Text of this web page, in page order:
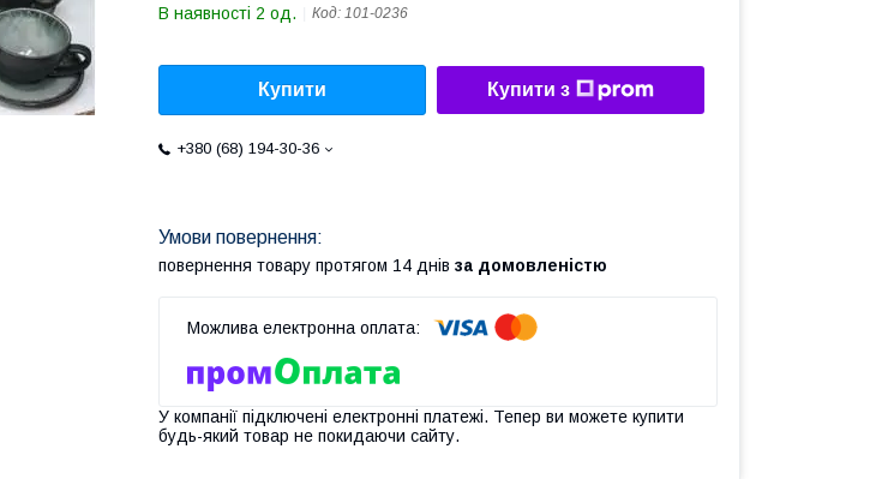
В наявності 2 од. Код: 101-0236
Купити Купити з
+380 (68) 194-30-36
повернення товару протягом 14 днів за домовленістю
У компанії підключені електронні платежі. Тепер ви можете купити
будь-який товар не покидаючи сайту.